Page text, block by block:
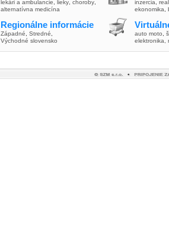
lekári a ambulancie lieky choroby
alternatívna medicína
Regionálne informácie
Západné Stredné
Východné slovensko
inzercia
ekonomika
auto moto
elektronika,